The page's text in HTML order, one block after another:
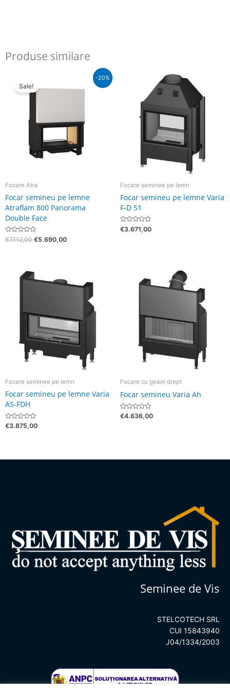
Produse similare
-20%
Sale!
Focare Atra
Focar semineu pe lemne
Atraflam 800 Panorama
Double Face
Evaluat
la
€7.112,00
a
€5.690,00
este:
Focare seminee pe lemn
Focar semineu pe lemne Varia
F-D 51
Evaluat
la
€3.671,00
Focare seminee pe lemn
Focar semineu pe lemne Varia
AS-FDH
Evaluat
€3.875,00
Focare cu geam drept
Focar semineu Varia Ah
Evaluat
€4.636,00
Seminee de Vis
STELCOTECH SRL
CUI 15843940
J04/1334/2003